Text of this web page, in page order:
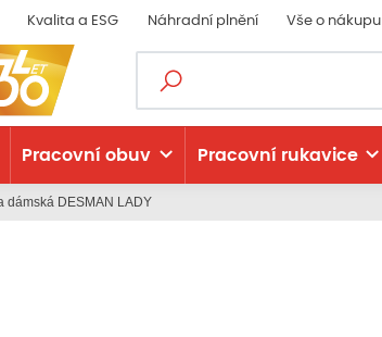
Kvalita a ESG Náhradní plnění Vše o nákupu
Pracovní obuv Pracovní rukavice
dámská DESMAN LADY